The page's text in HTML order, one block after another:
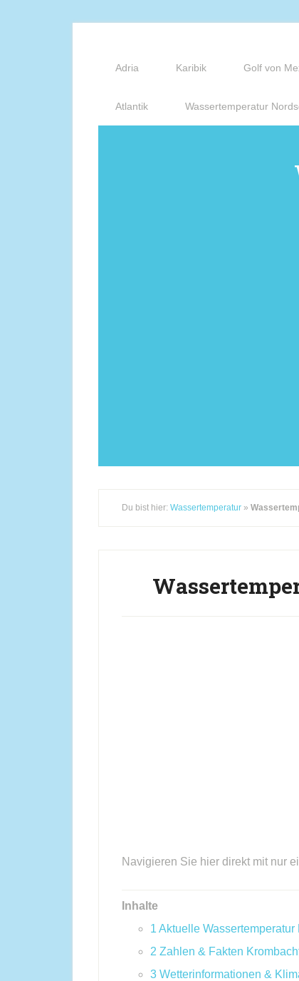
Adria Karibik Golf von
Atlantik Wassertemperatur
Du bist hier: Wassertemperatur »
Navigieren Sie hier direkt mit nur
Inhalte
1 Aktuelle
2 Zahlen & Fakten
3 Wetterinformationen &